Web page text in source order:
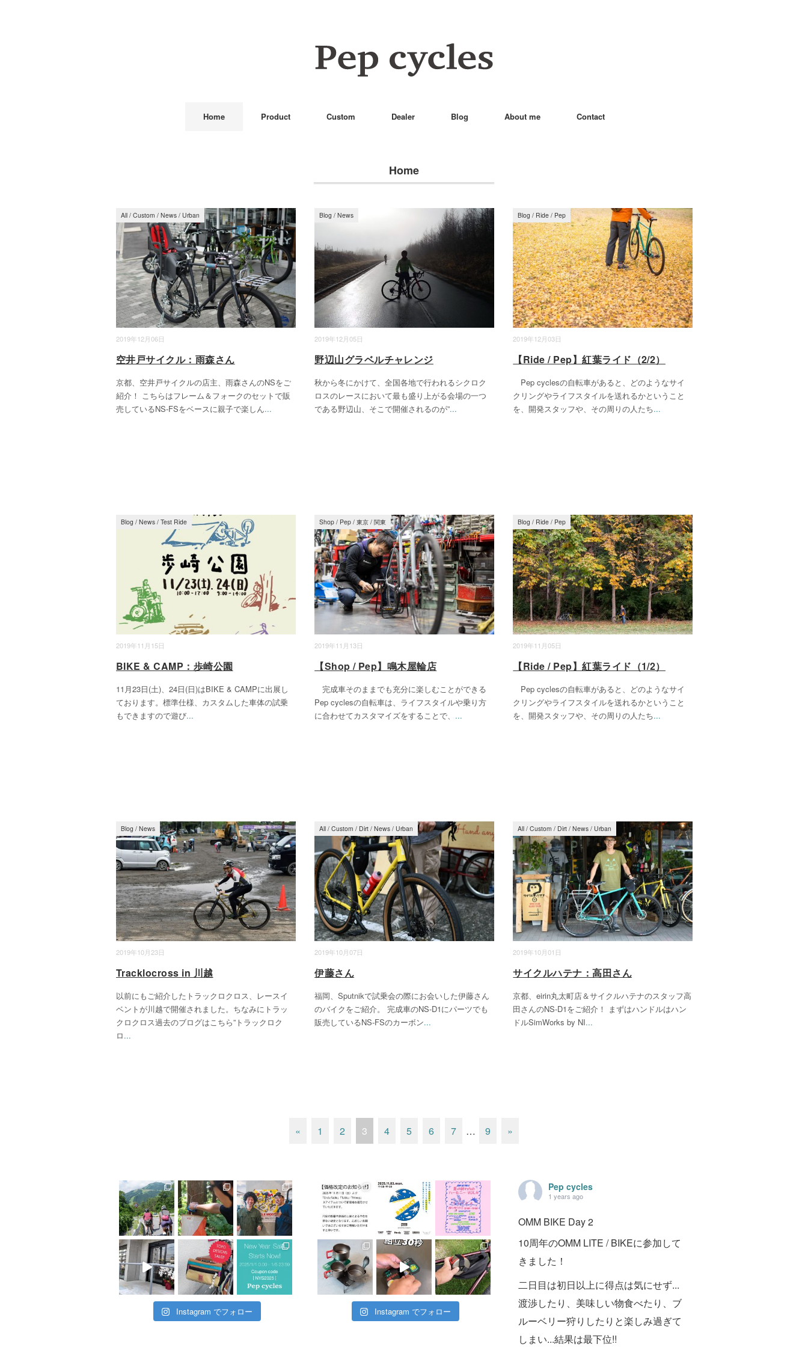
Home Product Custom Dealer Blog About me Contact
Home
2019年12月06日
All/ Custom / News/ Urban
空井戸サイクル：雨森さん
京都、空井戸サイクルの店主、雨森さんのNSをご
紹介！ こちらはフレーム＆フォークのセットで販
売しているNS-FSをベースに親子で楽しん...
2019年12月05日
Blog /News
野辺山グラベルチャレンジ
秋から冬にかけて、全国各地で行われるシクロク
ロスのレースにおいて最も盛り上がる会場の一つ
である野辺山、そこで開催されるのが”...
2019年12月03日
Blog / Ride / Pep
【Ride / Pep】紅葉ライド（2/2）
Pep cyclesの自転車があると、どのようなサイ
クリングやライフスタイルを送れるかということ
を、開発スタッフや、その周りの人たち...
2019年11月15日
Blog / News/ Test Ride
BIKE & CAMP：歩崎公園
11月23日(土)、24日(日)はBIKE & CAMPに出展し
ております。標準仕様、カスタムした車体の試乗
もできますので遊び...
2019年11月13日
Shop / Pep /東京 /関東
【Shop / Pep】鳴木屋輪店
完成車そのままでも充分に楽しむことができる
Pep cyclesの自転車は、ライフスタイルや乗り方
に合わせてカスタマイズをすることで、 ...
2019年11月05日
Blog / Ride / Pep
【Ride / Pep】紅葉ライド（1/2）
Pep cyclesの自転車があると、どのようなサイ
クリングやライフスタイルを送れるかということ
を、開発スタッフや、その周りの人たち...
2019年10月23日
Blog / News
Tracklocross in 川越
以前にもご紹介したトラックロクロス、レースイ
ベントが川越で開催されました。ちなみにトラッ
クロクロス過去のブログはこちら”トラックロク
ロ...
2019年10月07日
All /Custom / Dirt /News / Urban
伊藤さん
福岡、Sputnikで試乗会の際にお会いした伊藤さん
のバイクをご紹介。 完成車のNS-D1にパーツでも
販売しているNS-FSのカーボン...
2019年10月01日
All /Custom / Dirt /News / Urban
サイクルハテナ：高田さん
京都、eirin丸太町店＆サイクルハテナのスタッフ高
田さんのNS-D1をご紹介！ まずはハンドルはハン
ドルSimWorks by NI...
« 1 2 3 4 5 6 7 … 9 »
Instagram でフォロー Instagram でフォロー
Pep cycles
1 years ago
OMM BIKE Day 2
10周年のOMM LITE / BIKEに参加して
きました！
二日目は初日以上に得点は気にせず...
渡渉したり、美味しい物食べたり、ブ
ルーベリー狩りしたりと楽しみ過ぎて
しまい...結果は最下位!!